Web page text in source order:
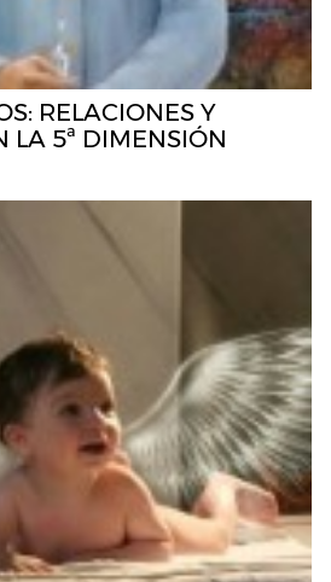
RELACIONES Y
LA 5ª DIMENSIÓN